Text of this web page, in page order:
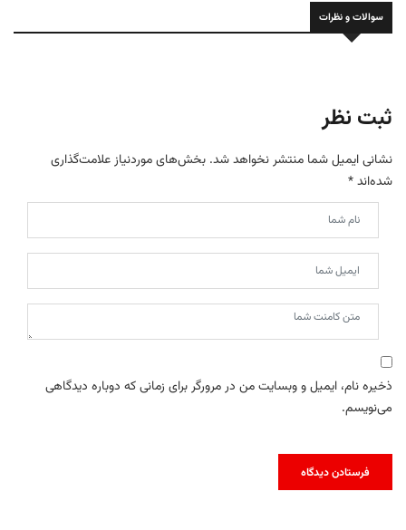
سوالات و نظرات
ثبت نظر
نشانی ایمیل شما منتشر نخواهد شد. بخش‌های موردنیاز علامت‌گذاری
شده‌اند*
ذخیره نام، ایمیل و وبسایت من در مرورگر برای زمانی که دوباره دیدگاهی
می‌نویسم.